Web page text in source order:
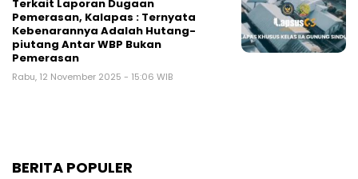
Terkait Laporan Dugaan
Pemerasan, Kalapas : Ternyata
Kebenarannya Adalah Hutang-
piutang Antar WBP Bukan
Pemerasan
Rabu, 12 November 2025 - 15:06 WIB
BERITA POPULER